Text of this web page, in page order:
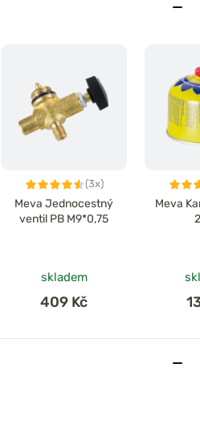
(3x)
Meva Jednocestný
ventil PB M9*0,75
skladem
409 Kč
Meva